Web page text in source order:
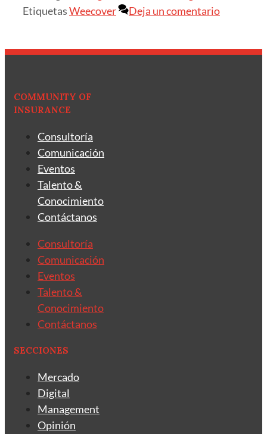
EtiquetasWeecover Deja un comentario
COMMUNITY OF
INSURANCE
Consultoría
Comunicación
Eventos
Talento &
Conocimiento
Contáctanos
Consultoría
Comunicación
Eventos
Talento &
Conocimiento
Contáctanos
SECCIONES
Mercado
Digital
Management
Opinión